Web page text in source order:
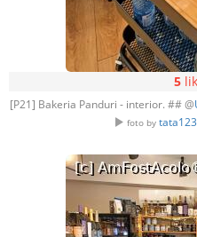
5
[P21] Bakeria Panduri - interior. ## @
foto by